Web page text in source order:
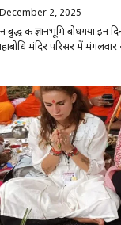
December 2, 2025
की ज्ञानभूमि बोधगया इन
मंदिर परिसर में